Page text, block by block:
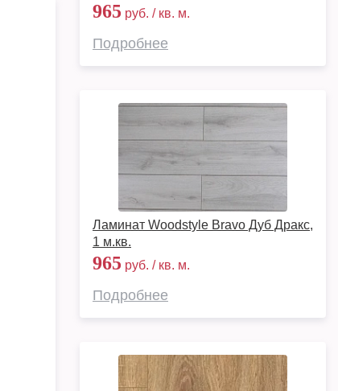
965 руб. / кв. м.
Подробнее
Ламинат Woodstyle Bravo Дуб Дракс,
1 м.кв.
965 руб. / кв. м.
Подробнее